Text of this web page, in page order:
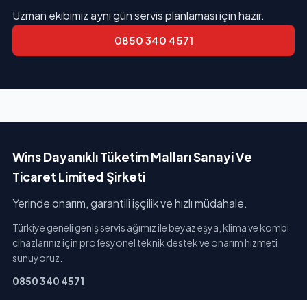
Uzman ekibimiz aynı gün servis planlaması için hazır.
0850 340 4571
Wins Dayanıklı Tüketim Malları Sanayi Ve
Ticaret Limited Şirketi
Yerinde onarım, garantili işçilik ve hızlı müdahale.
Türkiye geneli geniş servis ağımız ile beyaz eşya, klima ve kombi
cihazlarınız için profesyonel teknik destek ve onarım hizmeti
sunuyoruz.
0850 340 4571